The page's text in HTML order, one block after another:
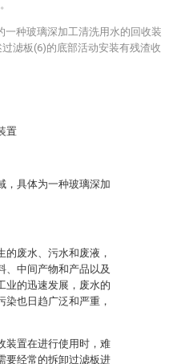
置
，具体为一种玻璃深加
废水、污水和废液，
、中间产物和产品以及
业的迅速发展，废水的
也日趋广泛和严重，
装置在进行使用时，难
要经常的拆卸过滤板进
一种玻璃深加工清洗用水的回收装
滤板(6)的底部活动安装有残渣收